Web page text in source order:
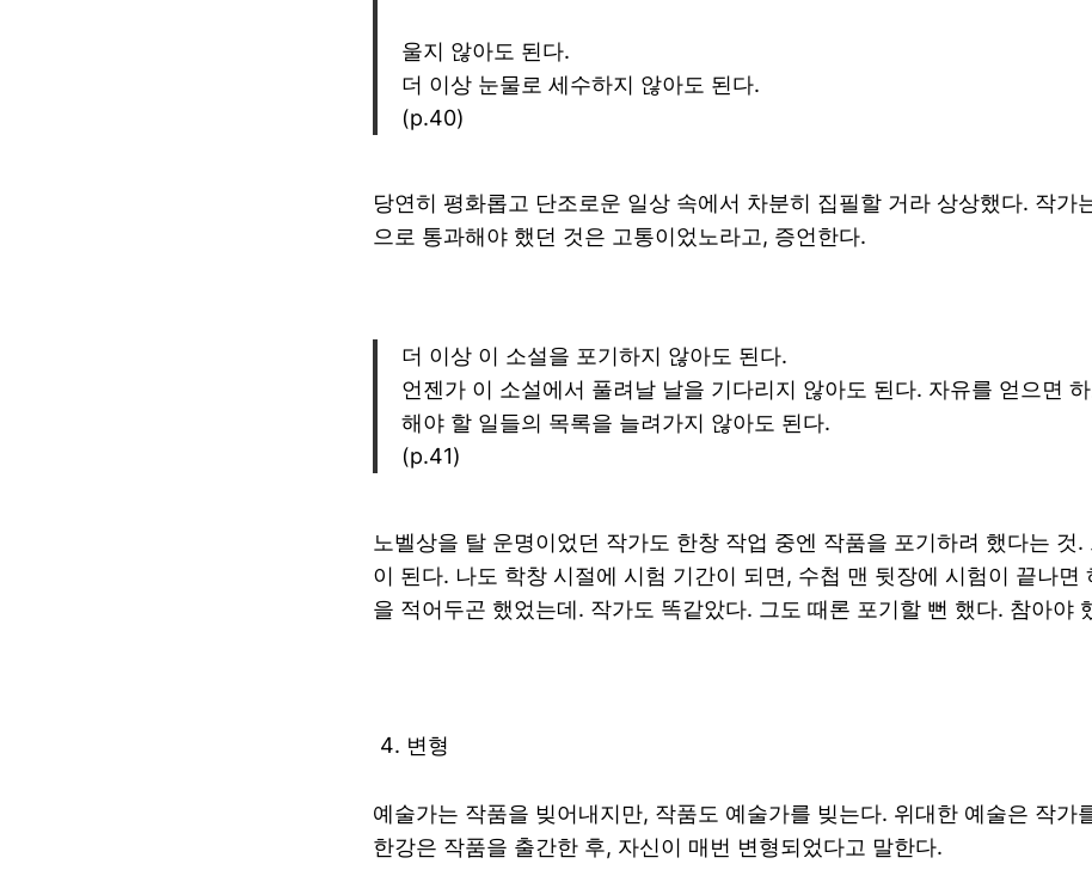
울지 않아도 된다.
더 이상 눈물로 세수하지 않아도 된다.
(p.40)
당연히 평화롭고 단조로운 일상 속에서 차분히 집필할 거라 상상했다. 작가
으로 통과해야 했던 것은 고통이었노라고, 증언한다.
더 이상 이 소설을 포기하지 않아도 된다.
언젠가 이 소설에서 풀려날 날을 기다리지 않아도 된다. 자유를 얻으면
해야 할 일들의 목록을 늘려가지 않아도 된다.
(p.41)
노벨상을 탈 운명이었던 작가도 한창 작업 중엔 작품을 포기하려 했다는 것.
이 된다. 나도 학창 시절에 시험 기간이 되면, 수첩 맨 뒷장에 시험이 끝나면
을 적어두곤 했었는데. 작가도 똑같았다. 그도 때론 포기할 뻔 했다. 참아야
변형
예술가는 작품을 빚어내지만, 작품도 예술가를 빚는다. 위대한 예술은 작가
한강은 작품을 출간한 후, 자신이 매번 변형되었다고 말한다.